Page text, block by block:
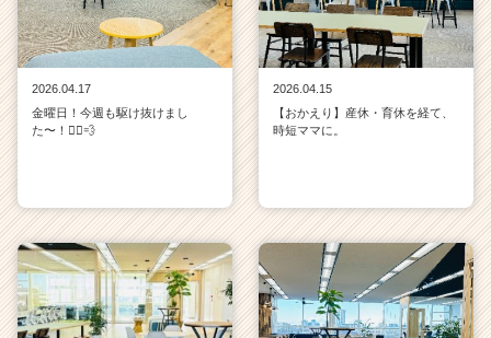
2026.04.17
金曜日！今週も駆け抜けまし
た〜！🏃‍♀️💨
2026.04.15
【おかえり】産休・育休を経て、
時短ママに。